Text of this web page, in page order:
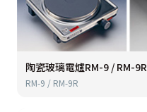
陶瓷玻璃電爐RM-9 / RM-9R
RM-9 / RM-9R